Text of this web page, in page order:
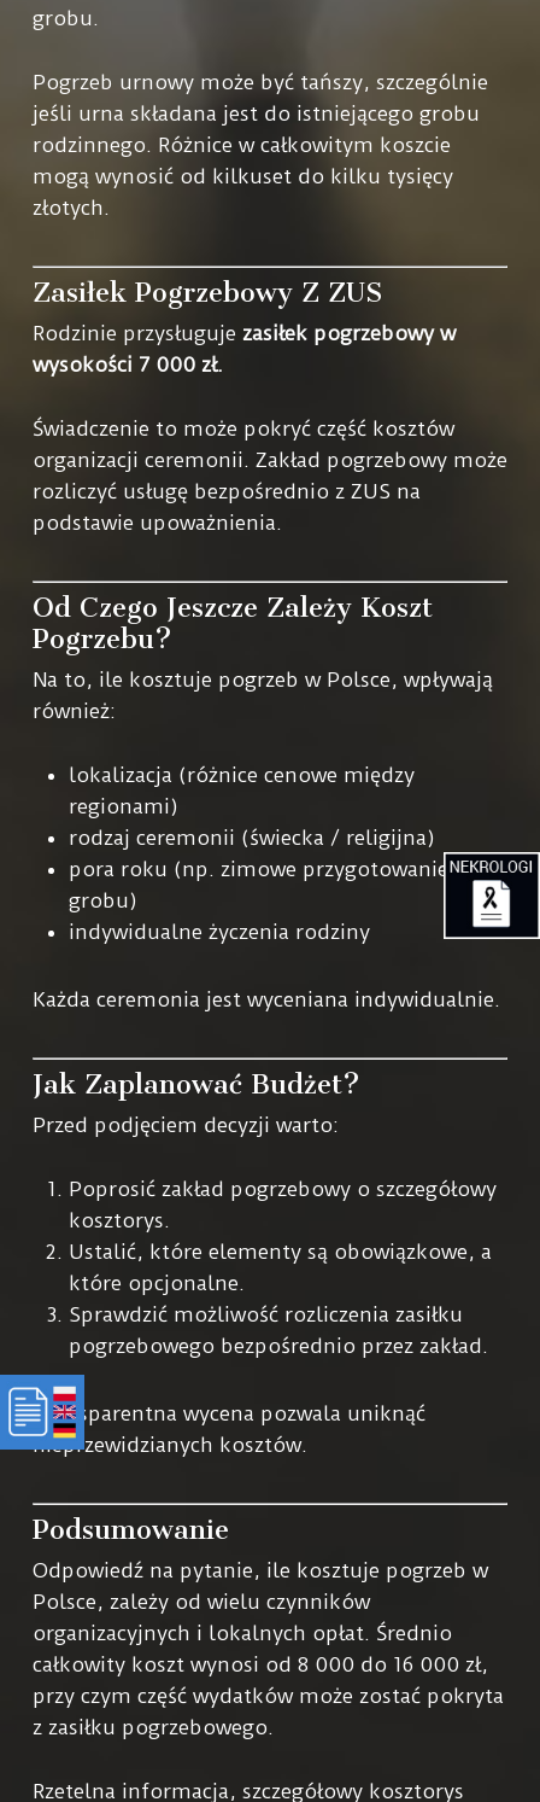
grobu.
Pogrzeb urnowy może być tańszy, szczególnie
jeśli urna składana jest do istniejącego grobu
rodzinnego. Różnice w całkowitym koszcie
mogą wynosić od kilkuset do kilku tysięcy
złotych.
Zasiłek Pogrzebowy Z ZUS
Rodzinie przysługuje zasiłek pogrzebowy w
wysokości 7 000 zł.
Świadczenie to może pokryć część kosztów
organizacji ceremonii. Zakład pogrzebowy może
rozliczyć usługę bezpośrednio z ZUS na
podstawie upoważnienia.
Od Czego Jeszcze Zależy Koszt
Pogrzebu?
Na to, ile kosztuje pogrzeb w Polsce, wpływają
również:
lokalizacja (różnice cenowe między
regionami)
rodzaj ceremonii (świecka / religijna)
pora roku (np. zimowe przygotowanie
grobu)
indywidualne życzenia rodziny
Każda ceremonia jest wyceniana indywidualnie.
Jak Zaplanować Budżet?
Przed podjęciem decyzji warto:
Poprosić zakład pogrzebowy o szczegółowy
kosztorys.
Ustalić, które elementy są obowiązkowe, a
które opcjonalne.
Sprawdzić możliwość rozliczenia zasiłku
pogrzebowego bezpośrednio przez zakład.
Transparentna wycena pozwala uniknąć
nieprzewidzianych kosztów.
Podsumowanie
Odpowiedź na pytanie, ile kosztuje pogrzeb w
Polsce, zależy od wielu czynników
organizacyjnych i lokalnych opłat. Średnio
całkowity koszt wynosi od 8 000 do 16 000 zł,
przy czym część wydatków może zostać pokryta
z zasiłku pogrzebowego.
Rzetelna informacja, szczegółowy kosztorys